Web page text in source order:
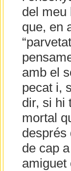
del meu
que, en
amb el
pecat i,
dir, si hi
mortal
després
de cap
amiguet